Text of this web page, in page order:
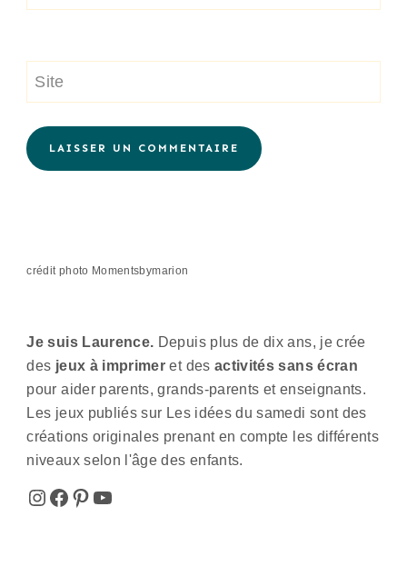
Site
crédit photo Momentsbymarion
Je suis Laurence. Depuis plus de dix ans, je crée
des jeux à imprimer et des activités sans écran
pour aider parents, grands-parents et enseignants.
Les jeux publiés sur Les idées du samedi sont des
créations originales prenant en compte les différents
niveaux selon l'âge des enfants.
Instagram
Facebook
Pinterest
YouTube